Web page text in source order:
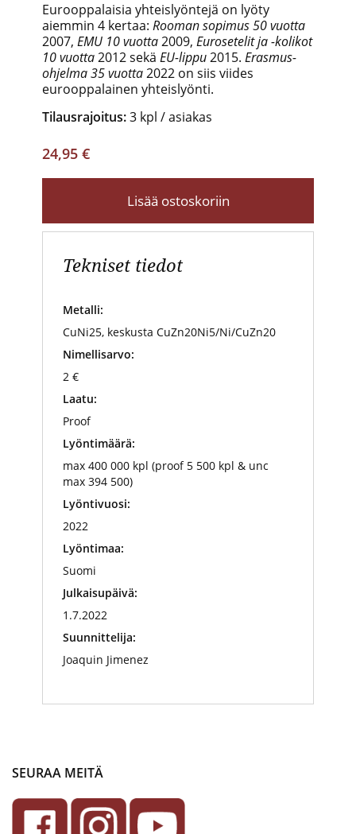
Eurooppalaisia yhteislyöntejä on lyöty
aiemmin 4 kertaa: Rooman sopimus 50 vuotta
2007, EMU 10 vuotta2009, Eurosetelit ja -kolikot
10 vuotta2012 sekä EU-lippu2015. Erasmus-
ohjelma 35 vuotta2022 on siis viides
eurooppalainen yhteislyönti.
Tilausrajoitus:3 kpl / asiakas
24,95 €
Lisää ostoskoriin
Tekniset tiedot
Metalli:
CuNi25, keskusta CuZn20Ni5/Ni/CuZn20
Nimellisarvo:
2 €
Laatu:
Proof
Lyöntimäärä:
max 400 000 kpl (proof 5 500 kpl & unc
max 394 500)
Lyöntivuosi:
2022
Lyöntimaa:
Suomi
Julkaisupäivä:
1.7.2022
Suunnittelija:
Joaquin Jimenez
SEURAA MEITÄ